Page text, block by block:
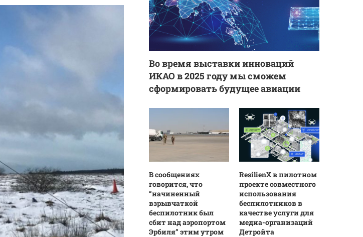
Во время выставки инноваций
ИКАО в 2025 году мы сможем
сформировать будущее авиации
В сообщениях
говорится, что
“начиненный
взрывчаткой
беспилотник был
сбит над аэропортом
Эрбиля” этим утром
ResilienX в пилотном
проекте совместного
использования
беспилотников в
качестве услуги для
медиа-организаций
Детройта